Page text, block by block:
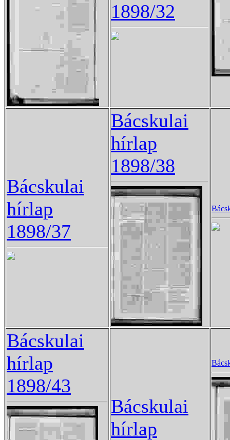
1898/32
Bácskulai
hírlap
1898/37
Bácskulai
hírlap
1898/38
Bácskulai
hírlap
1898/43
Bácskulai
hírlap